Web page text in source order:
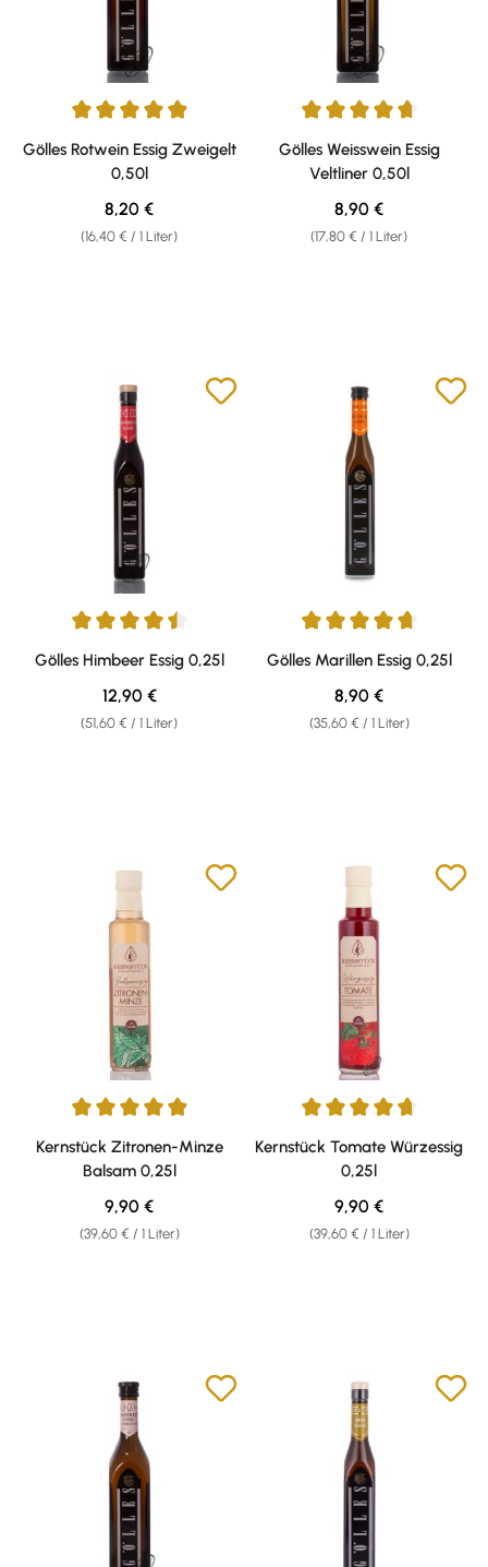
Durchschnittliche Bewertung von 4.88 von 5 Sternen
Gölles Rotwein Essig Zweigelt
0,50l
(16,40 € / 1 Liter)
Regulärer Preis:
8,20 €
Durchschnittliche Bewertung
Gölles Weisswein Essig
Veltliner 0,50l
(17,80 € / 1 Liter)
Regulärer Preis:
8,90 €
Durchschnittliche Bewertung von 4.58 von 5 Sternen
Gölles Himbeer Essig 0,25l
(51,60 € / 1 Liter)
Regulärer Preis:
12,90 €
Durchschnittliche Bewertung
Gölles Marillen Essig 0,25l
(35,60 € / 1 Liter)
Regulärer Preis:
8,90 €
Durchschnittliche Bewertung von 4.9 von 5 Sternen
Kernstück Zitronen-Minze
Balsam 0,25l
(39,60 € / 1 Liter)
Regulärer Preis:
9,90 €
Durchschnittliche Bewertung
Kernstück Tomate Würzessig
0,25l
(39,60 € / 1 Liter)
Regulärer Preis:
9,90 €